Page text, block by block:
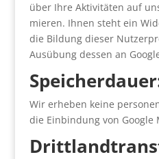
über Ihre Akti­vi­tä­ten auf
mie­ren. Ihnen steht ein
die Bil­dung die­ser
Aus­übung des­sen an
Wir erhe­ben kei­ne
die Ein­bin­dung von Goog­le